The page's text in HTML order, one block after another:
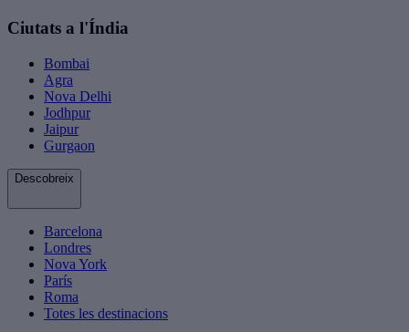
Ciutats a l'Índia
Bombai
Agra
Nova Delhi
Jodhpur
Jaipur
Gurgaon
Descobreix
Barcelona
Londres
Nova York
París
Roma
Totes les destinacions